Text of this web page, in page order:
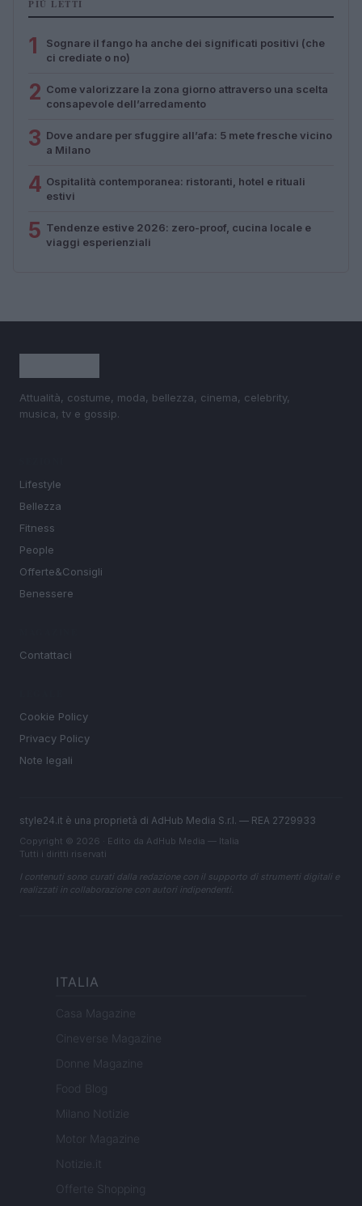
PIÙ LETTI
1
Sognare il fango ha anche dei significati positivi (che
ci crediate o no)
2 Come valorizzare la zona giorno attraverso una scelta
consapevole dell’arredamento
3 Dove andare per sfuggire all’afa: 5 mete fresche vicino
a Milano
4 Ospitalità contemporanea: ristoranti, hotel e rituali
estivi
5 Tendenze estive 2026: zero-proof, cucina locale e
viaggi esperienziali
Attualità, costume, moda, bellezza, cinema, celebrity,
musica, tv e gossip.
Lifestyle
Bellezza
Fitness
People
Offerte&Consigli
Benessere
Contattaci
Cookie Policy
Privacy Policy
Note legali
style24.it è una proprietà di AdHub Media S.r.l. — REA 2729933
Copyright © 2026 · Edito da AdHub Media — Italia
Tutti i diritti riservati
I contenuti sono curati dalla redazione con il supporto di strumenti digitali e
realizzati in collaborazione con autori indipendenti.
ITALIA
Casa Magazine
Cineverse Magazine
Donne Magazine
Food Blog
Milano Notizie
Motor Magazine
Notizie.it
Offerte Shopping